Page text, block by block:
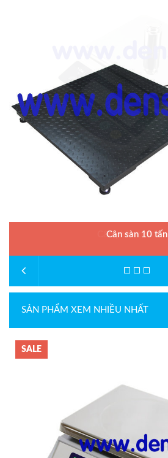
Cân sàn 10 tấn
Hãng sản xuất : DIGI
Bảo hành: 2 năm
SẢN PHẨM XEM NHIỀU NHẤT
SALE